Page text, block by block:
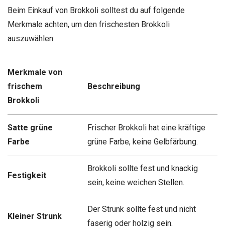
Beim Einkauf von Brokkoli solltest du auf folgende
Merkmale achten, um den frischesten Brokkoli
auszuwählen:
Merkmale von
frischem
Brokkoli
Beschreibung
Satte grüne
Farbe
Frischer Brokkoli hat eine kräftige
grüne Farbe, keine Gelbfärbung.
Festigkeit
Brokkoli sollte fest und knackig
sein, keine weichen Stellen.
Kleiner Strunk
Der Strunk sollte fest und nicht
faserig oder holzig sein.